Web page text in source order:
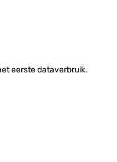
eerste dataverbruik.